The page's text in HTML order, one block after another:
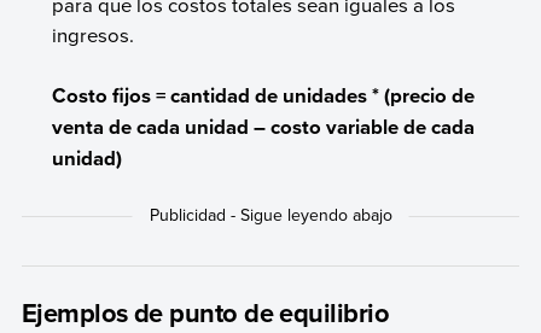
ingresos.
Costo fijos = cantidad de unidades * (precio de
venta de cada unidad – costo variable de cada
unidad)
Ejemplos de punto de equilibrio